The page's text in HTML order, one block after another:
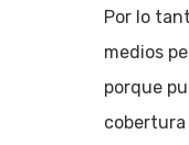
Por lo
medios
porque